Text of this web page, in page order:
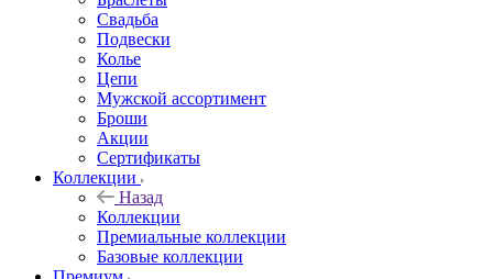
Свадьба
Подвески
Колье
Цепи
Мужской ассортимент
Броши
Акции
Сертификаты
Коллекции
Назад
Коллекции
Премиальные коллекции
Базовые коллекции